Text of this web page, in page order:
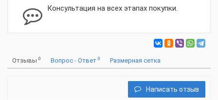
Консультация на всех этапах покупки.
Отзывы 0 Вопрос - Ответ 0 Размерная сетка
Написать отзыв